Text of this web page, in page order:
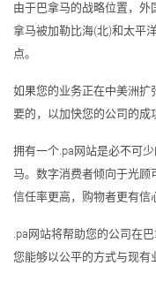
由于巴拿马的战略位置，
拿马被加勒比海(北)和太平
点。
如果您的业务正在中美洲扩
要的，以加快您的公司的成
拥有一个.pa网站是必不可
马。数字消费者倾向于光顾
信任率更高，购物者更有信
.pa网站将帮助您的公司在
您能够以公平的方式与现有